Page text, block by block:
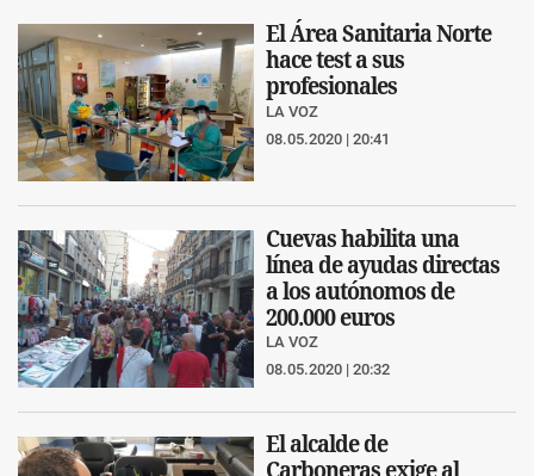
El Área Sanitaria Norte
hace test a sus
profesionales
LA VOZ
08.05.2020 | 20:41
Cuevas habilita una
línea de ayudas directas
a los autónomos de
200.000 euros
LA VOZ
08.05.2020 | 20:32
El alcalde de
Carboneras exige al